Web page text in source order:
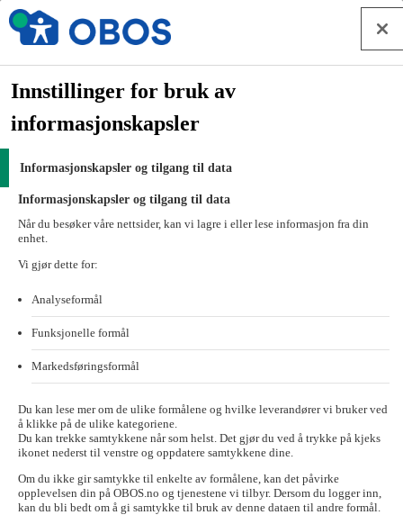
Hopp til innhold
Mobilnøkkel
Forside
Styrearbeid
Eiendomsforvaltning
Ofte stilte spørsmål om
mobilnøkkel
Lurer du på noe mer om mobilnøkkel? Her finner du svar på de
mest stilte spørsmålene.
Slik fungerer mobilnøkkel
Unloc-appen
Fordelen med digitale nøkler
Innstillinger for bruk av
informasjonskapsler
Informasjonskapsler og tilgang til data
Informasjonskapsler og tilgang til data
Når du besøker våre nettsider, kan vi lagre i eller lese informasjon fra din
enhet.
Vi gjør dette for:
Analyseformål
Funksjonelle formål
Markedsføringsformål
Du kan lese mer om de ulike formålene og hvilke leverandører vi bruker ved
å klikke på de ulike kategoriene.
Du kan trekke samtykkene når som helst. Det gjør du ved å trykke på kjeks
ikonet nederst til venstre og oppdatere samtykkene dine.
Om du ikke gir samtykke til enkelte av formålene, kan det påvirke
opplevelsen din på OBOS.no og tjenestene vi tilbyr. Dersom du logger inn,
kan du bli bedt om å gi samtykke til bruk av denne dataen til andre formål.